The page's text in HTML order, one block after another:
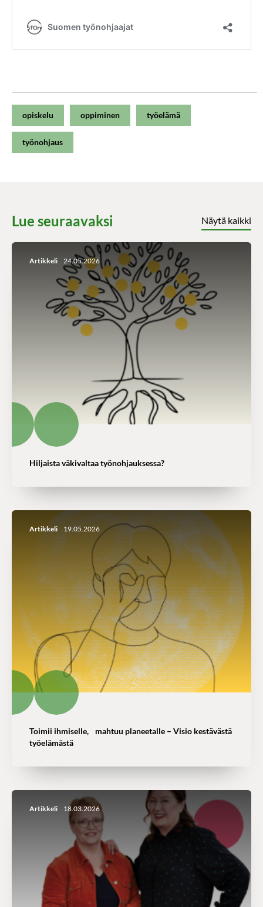
opiskelu oppiminen työelämä
työnohjaus
Lue seuraavaksi Näytä kaikki
Artikkeli 24.05.2026
Hiljaista väkivaltaa työnohjauksessa?
Artikkeli 19.05.2026
Toimii ihmiselle, mahtuu planeetalle – Visio kestävästä
työelämästä
Artikkeli 18.03.2026